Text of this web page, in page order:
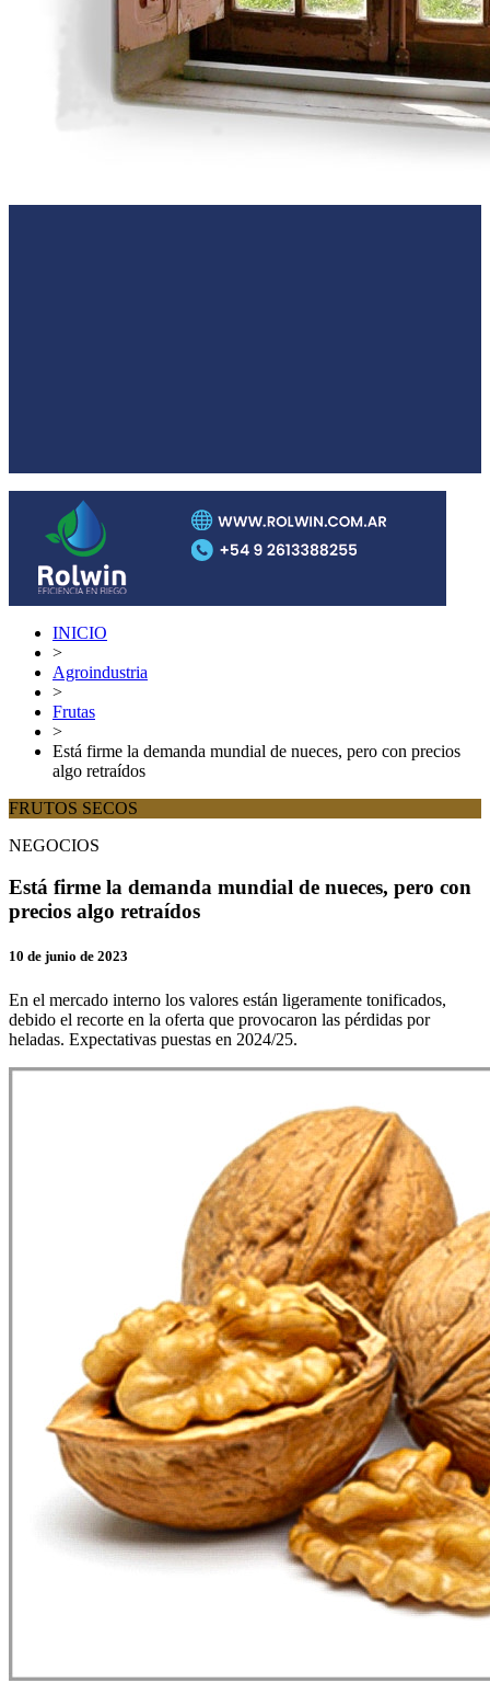
INICIO
>
Agroindustria
>
Frutas
>
Está firme la demanda mundial de nueces, pero con precios
algo retraídos
FRUTOS SECOS
NEGOCIOS
Está firme la demanda mundial de nueces, pero con
precios algo retraídos
10 de junio de 2023
En el mercado interno los valores están ligeramente tonificados,
debido el recorte en la oferta que provocaron las pérdidas por
heladas. Expectativas puestas en 2024/25.